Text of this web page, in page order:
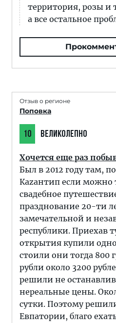
территория, розы и
а все остальное
Отзыв о регионе
Поповка
10 ВЕЛИКОЛЕПНО
Хочется еще раз
Был в 2012 году там,
Каzантип если можно
свадебное
празднование 20-ти
замечательной и
республики. Приехав
открытия купили
стоили они тогда 800
рубли около 3200
решили не
нереальные цены.
сутки. Поэтому
Евпатории, благо